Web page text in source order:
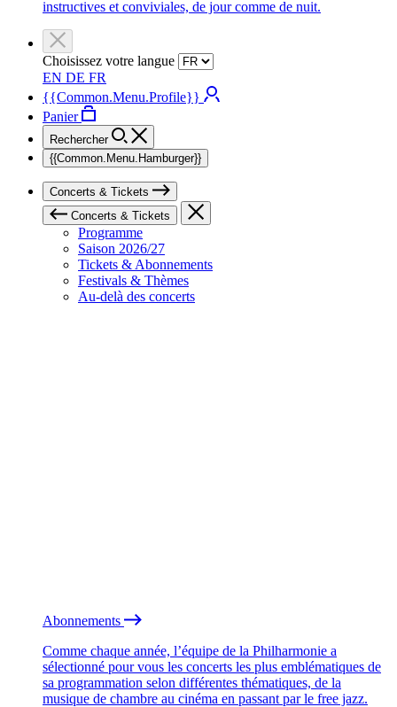
instructives et conviviales, de jour comme de nuit.
Choisissez votre langue
EN DE FR
{{Common.Menu.Profile}}
Panier
Rechercher
{{Common.Menu.Hamburger}}
Concerts & Tickets
Concerts & Tickets
Programme
Saison 2026/27
Tickets & Abonnements
Festivals & Thèmes
Au-delà des concerts
Abonnements
Comme chaque année, l’équipe de la Philharmonie a
sélectionné pour vous les concerts les plus emblématiques de
sa programmation selon différentes thématiques, de la
musique de chambre au cinéma en passant par le free jazz.